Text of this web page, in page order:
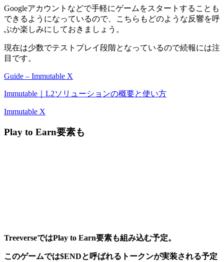
Googleアカウントなどで手軽にゲームをスタートすることも
できるようになっているので、こちらもどのような反響を呼
ぶか楽しみにしておきましょう。
現在は少数でテストプレイ段階となっているので続報には注
目です。
Guide – Immutable X
Immutable｜L2ソリューションの概要と使い方
Immutable X
Play to Earn要素も
TreeverseではPlay to Earn要素も組み込む予定。
このゲームでは$ENDと呼ばれるトークンが実装される予定